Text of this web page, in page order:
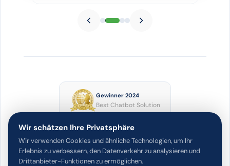
Gewinner 2024
Best Chatbot Solution
Nominiert 2025
Best Chatbot Solution
Wir schätzen Ihre Privatsphäre
Wir verwenden Cookies und ähnliche Technologien, um Ihr
Erlebnis zu verbessern, den Datenverkehr zu analysieren und
Drittanbieter-Funktionen zu ermöglichen.